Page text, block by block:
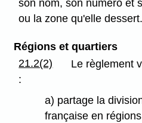
son nom, son numéro et
ou la zone qu'elle dessert.
Régions et quartiers
21.2(2)
Le règlement
:
a) partage la
française en